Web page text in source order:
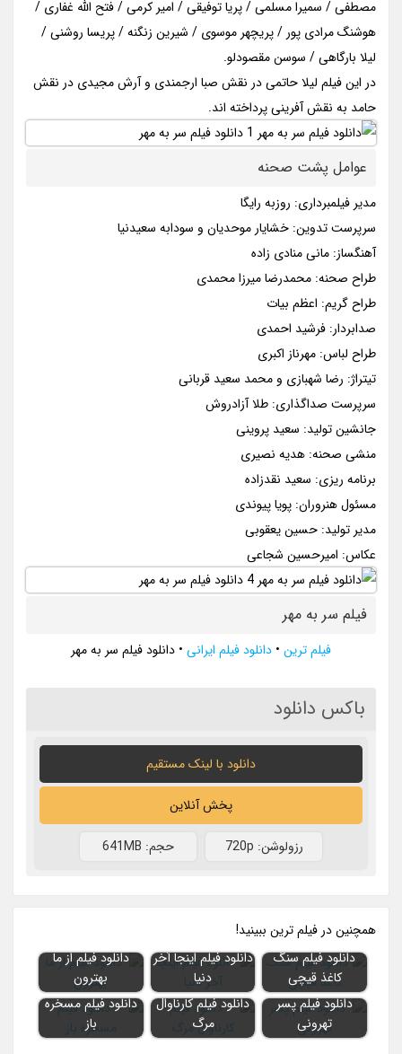
مصطفی / سمیرا مسلمی / پریا توفیقی / امیر کرمی / فتح الله غفاری /
هوشنگ مرادی پور / پریچهر موسوی / شیرین زنگنه / پریسا روشنی /
لیلا بارگاهی / سوسن مقصودلو.
در این فیلم لیلا حاتمی در نقش صبا ارجمندی و آرش مجیدی در نقش
حامد به نقش آفرینی پرداخته اند.
عوامل پشت صحنه
مدیر فیلمبرداری: روزبه رایگا
سرپرست تدوین: خشایار موحدیان و سودابه سعیدنیا
آهنگساز: مانی منادی زاده
طراح صحنه: محمدرضا میرزا محمدی
طراح گریم: اعظم بیات
صدابردار: فرشید احمدی
طراح لباس: مهرناز اکبری
تیتراژ: رضا شهبازی و محمد سعید قربانی
سرپرست صداگذاری: طلا آزادروش
جانشین تولید: سعید پروینی
منشی صحنه: هدیه نصیری
برنامه ریزی: سعید نقدزاده
مسئول هنروران: پویا پیوندی
مدیر تولید: حسین یعقوبی
عکاس: امیرحسین شجاعی
فیلم سر به مهر
فیلم ترین • دانلود فیلم ایرانی • دانلود فیلم سر به مهر
باکس دانلود
دانلود با لينک مستقيم
پخش آنلاین
رزولوشن: 720p حجم: 641MB
همچنين در فيلم ترين ببينيد!
دانلود فیلم سنگ
کاغذ قیچی
دانلود فیلم اینجا آخر
دنیا
دانلود فیلم از ما
بهترون
دانلود فیلم پسر
تهرونی
دانلود فیلم کارناوال
مرگ
دانلود فیلم مسخره
باز